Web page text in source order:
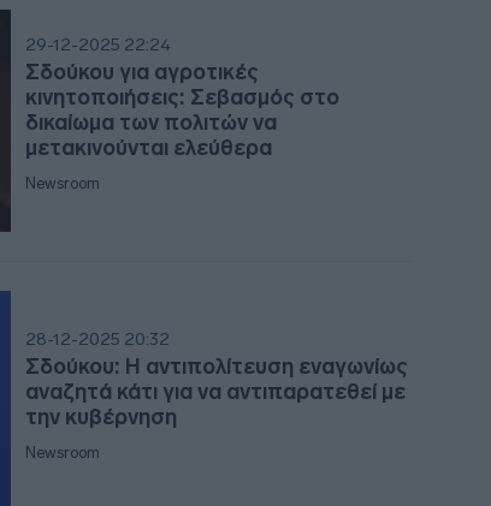
29-12-2025 22:24
Σδούκου για αγροτικές
κινητοποιήσεις: Σεβασμός στο
δικαίωμα των πολιτών να
μετακινούνται ελεύθερα
Newsroom
28-12-2025 20:32
Σδούκου: Η αντιπολίτευση εναγωνίως
αναζητά κάτι για να αντιπαρατεθεί με
την κυβέρνηση
Newsroom